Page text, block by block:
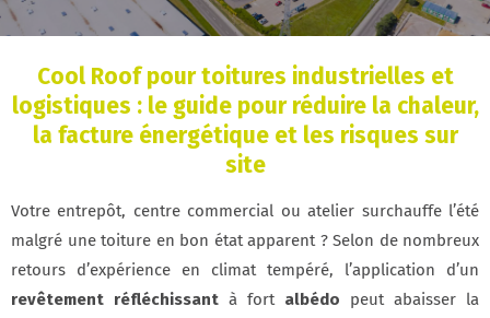
Cool Roof pour toitures industrielles et
logistiques : le guide pour réduire la chaleur,
la facture énergétique et les risques sur
site
Votre entrepôt, centre commercial ou atelier surchauffe l’été
malgré une toiture en bon état apparent ? Selon de nombreux
retours d’expérience en climat tempéré, l’application d’un
revêtement réfléchissant à fort albédo peut abaisser la